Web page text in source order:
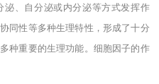
、自分泌或内分泌等方式发挥作
同性等多种生理特性，形成了十分
种重要的生理功能。细胞因子的作